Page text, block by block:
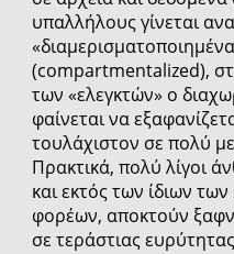
υπαλλήλους γίνεται
(compartmentalized),
των «ελεγκτών» ο
φαίνεται να
τουλάχιστον σε πολύ
Πρακτικά, πολύ λίγοι
και εκτός των ίδιων
φορέων, αποκτούν
σε τεράστιας